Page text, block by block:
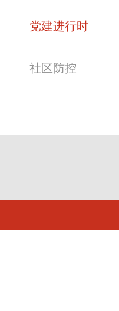
党建进行时
社区防控